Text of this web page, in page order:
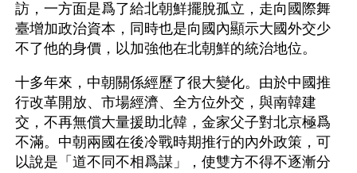
訪，一方面是爲了給北朝鮮擺脫孤立，走向國際舞
臺增加政治資本，同時也是向國內顯示大國外交少
不了他的身價，以加強他在北朝鮮的統治地位。
十多年來，中朝關係經歷了很大變化。由於中國推
行改革開放、市場經濟、全方位外交，與南韓建
交，不再無償大量援助北韓，金家父子對北京極爲
不滿。中朝兩國在後冷戰時期推行的內外政策，可
以說是「道不同不相爲謀」，使雙方不得不逐漸分